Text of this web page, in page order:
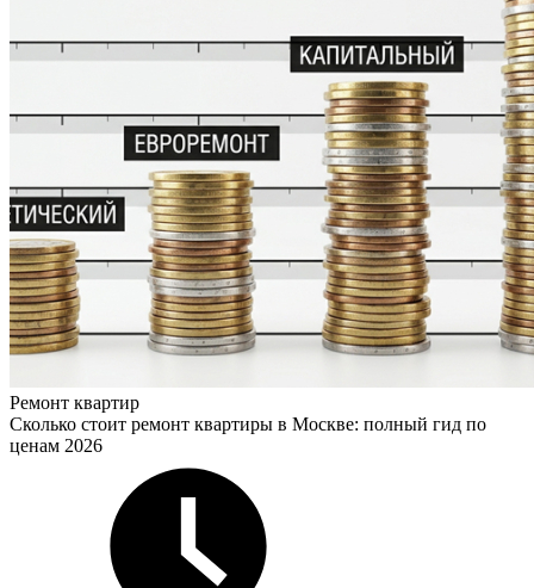
Ремонт квартир
Сколько стоит ремонт квартиры в Москве: полный гид по
ценам 2026